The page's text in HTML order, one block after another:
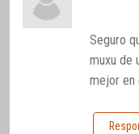
Seguro
muxu de
mejor en